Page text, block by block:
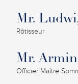
Mr.
Rôtisseur
Mr.
Officier Maître